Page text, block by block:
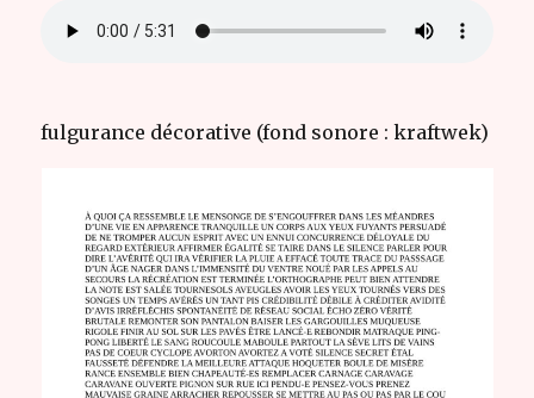
fulgurance décorative (fond sonore : kraftwek)